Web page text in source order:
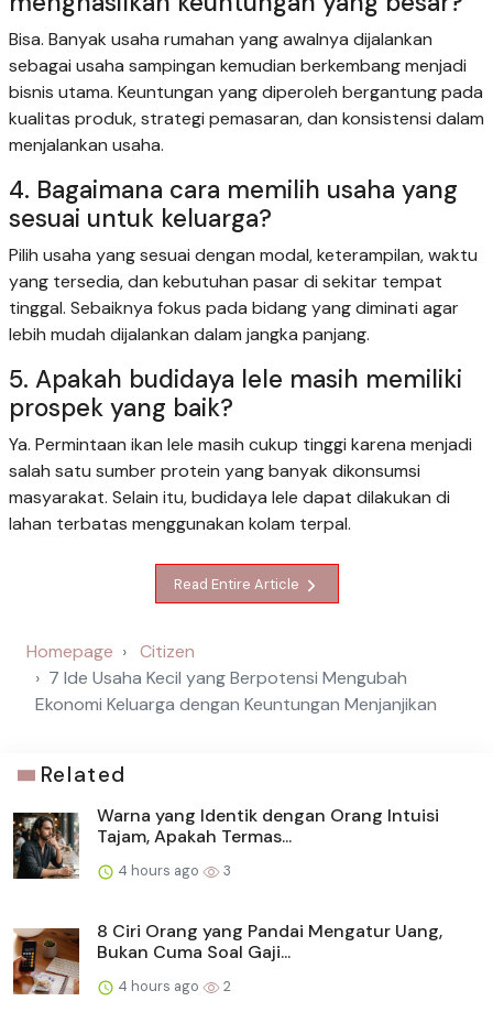
Bisa. Banyak usaha rumahan yang awalnya dijalankan
sebagai usaha sampingan kemudian berkembang menjadi
bisnis utama. Keuntungan yang diperoleh bergantung pada
kualitas produk, strategi pemasaran, dan konsistensi dalam
menjalankan usaha.
4. Bagaimana cara memilih usaha yang
sesuai untuk keluarga?
Pilih usaha yang sesuai dengan modal, keterampilan, waktu
yang tersedia, dan kebutuhan pasar di sekitar tempat
tinggal. Sebaiknya fokus pada bidang yang diminati agar
lebih mudah dijalankan dalam jangka panjang.
5. Apakah budidaya lele masih memiliki
prospek yang baik?
Ya. Permintaan ikan lele masih cukup tinggi karena menjadi
salah satu sumber protein yang banyak dikonsumsi
masyarakat. Selain itu, budidaya lele dapat dilakukan di
lahan terbatas menggunakan kolam terpal.
Read Entire Article
Homepage
Citizen
7 Ide Usaha Kecil yang Berpotensi Mengubah
Ekonomi Keluarga dengan Keuntungan Menjanjikan
Related
Warna yang Identik dengan Orang Intuisi
Tajam, Apakah Termas...
4 hours ago 3
8 Ciri Orang yang Pandai Mengatur Uang,
Bukan Cuma Soal Gaji...
4 hours ago 2